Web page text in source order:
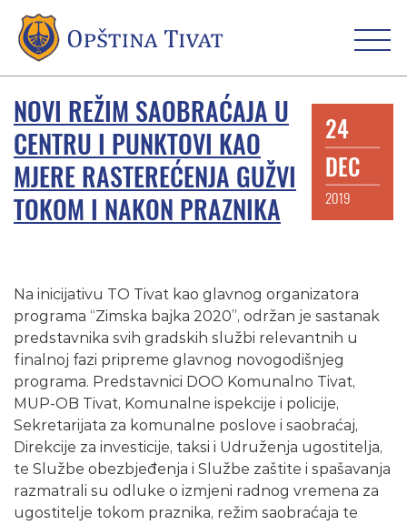
NOVI REŽIM SAOBRAĆAJA U
CENTRU I PUNKTOVI KAO
MJERE RASTEREĆENJA GUŽVI
TOKOM I NAKON PRAZNIKA
24
DEC
2019
Na inicijativu TO Tivat kao glavnog organizatora
programa “Zimska bajka 2020”, održan je sastanak
predstavnika svih gradskih službi relevantnih u
finalnoj fazi pripreme glavnog novogodišnjeg
programa. Predstavnici DOO Komunalno Tivat,
MUP-OB Tivat, Komunalne ispekcije i policije,
Sekretarijata za komunalne poslove i saobraćaj,
Direkcije za investicije, taksi i Udruženja ugostitelja,
te Službe obezbjeđenja i Službe zaštite i spašavanja
razmatrali su odluke o izmjeni radnog vremena za
ugostitelje tokom praznika, režim saobraćaja te